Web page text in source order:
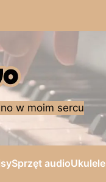
w moim sercu
Sprzęt audioUkulele